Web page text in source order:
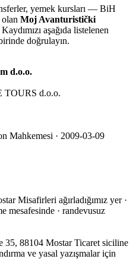
yemek kursları — BiH
olan Moj Avanturistički
aşağıda listelenen
doğrulayın.
d.o.o.
d.o.o.
Mahkemesi · 2009-03-09
Misafirleri ağırladığımız yer ·
mesafesinde · randevusuz
35, 88104 MostarTicaret siciline
ve yasal yazışmalar için